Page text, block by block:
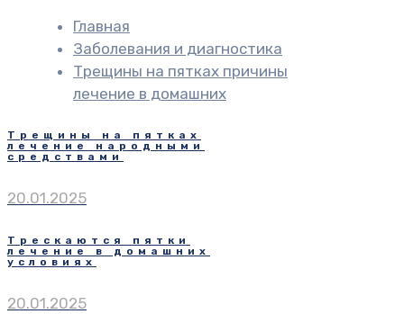
Главная
Заболевания и диагностика
Трещины на пятках причины
лечение в домашних
Трещины на пятках
лечение народными
средствами
20.01.2025
Трескаются пятки
лечение в домашних
условиях
20.01.2025